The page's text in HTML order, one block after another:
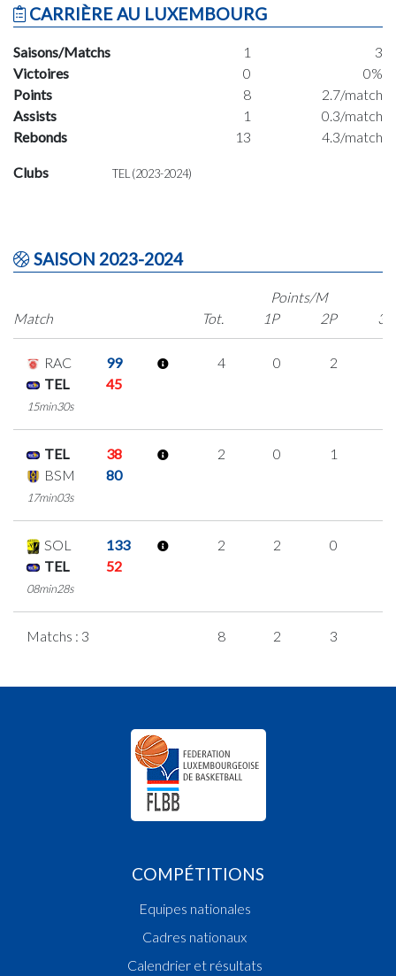
CARRIÈRE AU LUXEMBOURG
Saisons/Matchs 1
3
Victoires
0
0%
Points
8
2.7/match
Assists
1
0.3/match
Rebonds
13 4.3/match
Clubs TEL (2023-2024)
SAISON 2023-2024
Match
Points/M
Tot.
1P 2P 3P
RAC
99
TEL
45
15min30s
4 0 2
TEL
38
BSM
80
17min03s
2 0 1
SOL
133
TEL
52
08min28s
2 2 0
Matchs : 3 8 2 3
COMPÉTITIONS
Equipes nationales
Cadres nationaux
Calendrier et résultats